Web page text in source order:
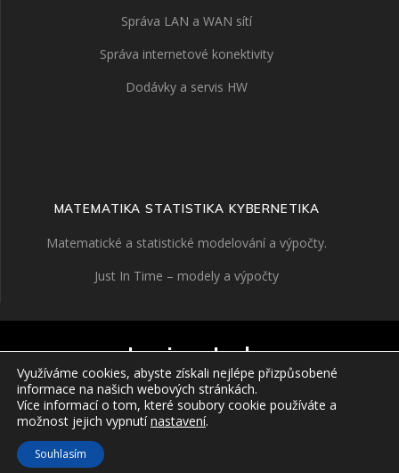
Správa LAN a WAN sítí
Správa internetové konektivity
Dodávky a servis HW
MATEMATIKA STATISTIKA KYBERNETIKA
Matematické a statistické modelování a výpočty.
Just In Time – modely a výpočty
Janiga Labs
Využíváme cookies, abyste získali nejlépe přizpůsobené
informace na našich webových stránkách.
Více informací o tom, které soubory cookie používáte a
možnost jejich vypnutínastavení.
Souhlasím